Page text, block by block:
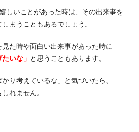
しいことがあった時は、その出来事を
まうこともあるでしょう。
見た時や面白い出来事があった時に
いな」 と思うこともあります。
かり考えているな」と気づいたら、
れません。